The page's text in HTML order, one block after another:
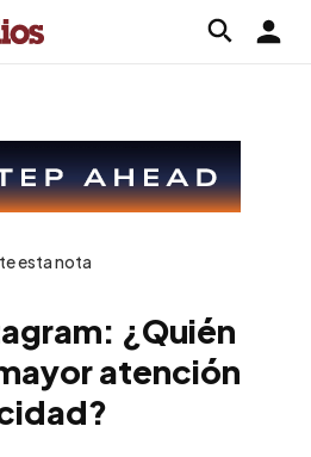
esta nota
¿Quién
atención